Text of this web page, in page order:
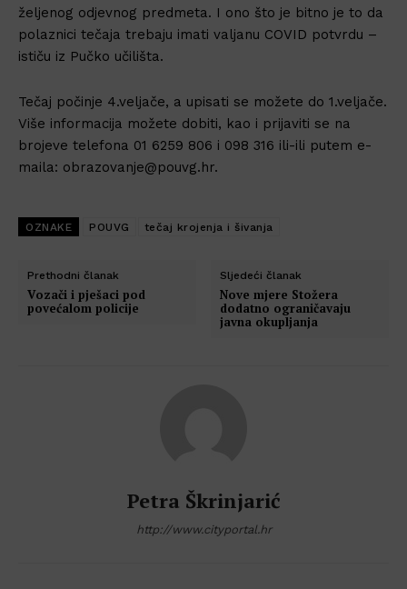
željenog odjevnog predmeta. I ono što je bitno je to da
polaznici tečaja trebaju imati valjanu COVID potvrdu –
ističu iz Pučko učilišta.
Tečaj počinje 4.veljače, a upisati se možete do 1.veljače.
Više informacija možete dobiti, kao i prijaviti se na
brojeve telefona 01 6259 806 i 098 316 ili-ili putem e-
maila: obrazovanje@pouvg.hr.
OZNAKE POUVG tečaj krojenja i šivanja
Prethodni članak
Vozači i pješaci pod
povećalom policije
Sljedeći članak
Nove mjere Stožera
dodatno ograničavaju
javna okupljanja
Petra Škrinjarić
http://www.cityportal.hr